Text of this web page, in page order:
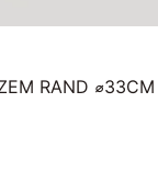
RAND ⌀33CM